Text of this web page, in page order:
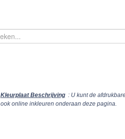
Kleurplaat Beschrijving : U kunt de
ook online inkleuren onderaan deze pagina.